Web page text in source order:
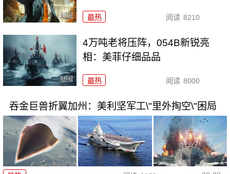
最热 阅读 8210
4万吨老将压阵，054B新锐亮
相：美菲仔细品品
最热 阅读 8000
吞金巨兽折翼加州：美利坚军工\"里外掏空\"困局